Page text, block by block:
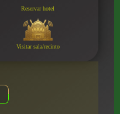
Reservar hotel
Visitar sala/recinto